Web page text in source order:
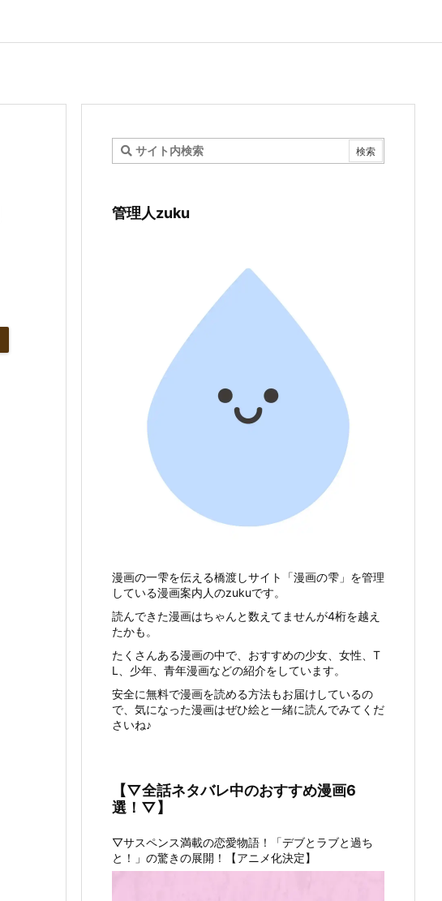
管理人zuku
漫画の一雫を伝える橋渡しサイト「漫画の雫」を管理
している漫画案内人のzukuです。
読んできた漫画はちゃんと数えてませんが4桁を越え
たかも。
たくさんある漫画の中で、おすすめの少女、女性、T
L、少年、青年漫画などの紹介をしています。
安全に無料で漫画を読める方法もお届けしているの
で、気になった漫画はぜひ絵と一緒に読んでみてくだ
さいね♪
【▽全話ネタバレ中のおすすめ漫画6
選！▽】
▽サスペンス満載の恋愛物語！「デブとラブと過ち
と！」の驚きの展開！【アニメ化決定】